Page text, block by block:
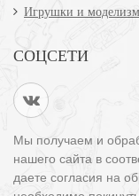
Игрушки и моделизм
СОЦСЕТИ
Мы получаем и
нашего сайта в
даете согласия на